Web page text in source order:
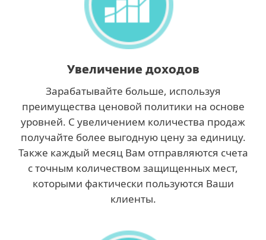
Увеличение доходов
Зарабатывайте больше, используя
преимущества ценовой политики на основе
уровней. С увеличением количества продаж
получайте более выгодную цену за единицу.
Также каждый месяц Вам отправляются счета
с точным количеством защищенных мест,
которыми фактически пользуются Ваши
клиенты.